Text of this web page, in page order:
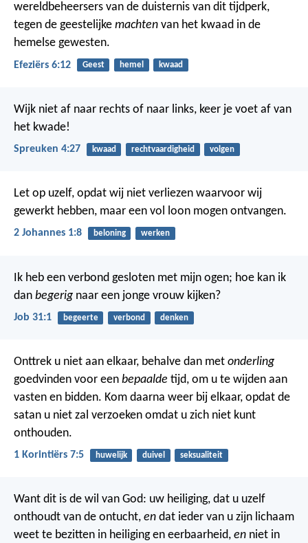
wereldbeheersers van de duisternis van dit tijdperk,
tegen de geestelijke machten van het kwaad in de
hemelse gewesten.
Efeziërs 6:12 Geest hemel kwaad
Wijk niet af naar rechts of naar links, keer je voet af van
het kwade!
Spreuken 4:27 kwaad rechtvaardigheid volgen
Let op uzelf, opdat wij niet verliezen waarvoor wij
gewerkt hebben, maar een vol loon mogen ontvangen.
2 Johannes 1:8 beloning werken
Ik heb een verbond gesloten met mijn ogen; hoe kan ik
dan begerig naar een jonge vrouw kijken?
Job 31:1 begeerte verbond denken
Onttrek u niet aan elkaar, behalve dan met onderling
goedvinden voor een bepaalde tijd, om u te wijden aan
vasten en bidden. Kom daarna weer bij elkaar, opdat de
satan u niet zal verzoeken omdat u zich niet kunt
onthouden.
1 Korintiërs 7:5 huwelijk duivel seksualiteit
Want dit is de wil van God: uw heiliging, dat u uzelf
onthoudt van de ontucht, en dat ieder van u zijn lichaam
weet te bezitten in heiliging en eerbaarheid, en niet in